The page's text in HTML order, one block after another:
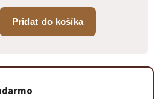
Pridať do košíka